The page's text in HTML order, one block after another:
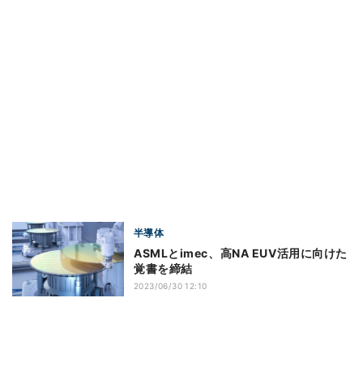
半導体
ASMLとimec、高NA EUV活用に向けた
覚書を締結
2023/06/30 12:10